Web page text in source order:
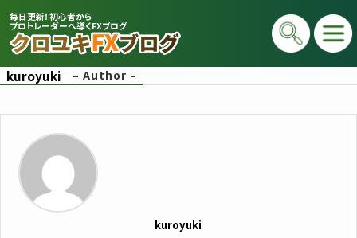
毎日更新！初心者から
プロトレーダーへ導くFXブログ
kuroyuki – Author –
kuroyuki